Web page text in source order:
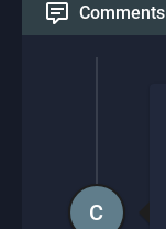
Comments
C